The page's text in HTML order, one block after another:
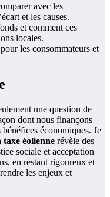
avec les
et les causes.
et comment ces
locales.
les consommateurs et
une question de
dont nous finançons
économiques. Je
taxe éolienne révèle des
sociale et acceptation
en restant rigoureux et
les enjeux et